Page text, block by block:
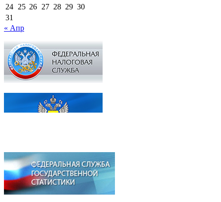
24 25 26 27 28 29 30
31
« Апр